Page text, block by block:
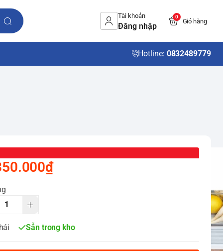
Tài khoản
Đăng nhập
0
Giỏ hàng
Hotline: 0832489779
Sẵn trong kho